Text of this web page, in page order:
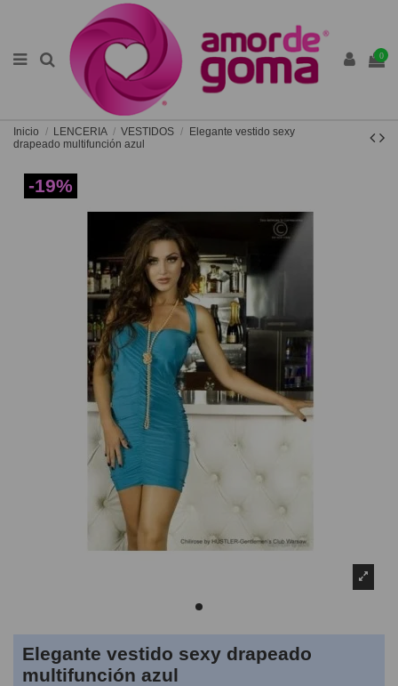
0
Inicio LENCERIA VESTIDOS
Elegante vestido sexy
drapeado multifunción azul
-19%
Elegante vestido sexy drapeado
multifunción azul